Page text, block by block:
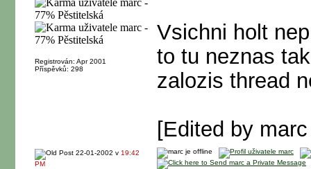
Registrován: Apr 2001
Příspěvků: 298
Vsichni holt
to tu neznas
zalozis thread
[Edited by
22-01-2002 v 19:42
PM